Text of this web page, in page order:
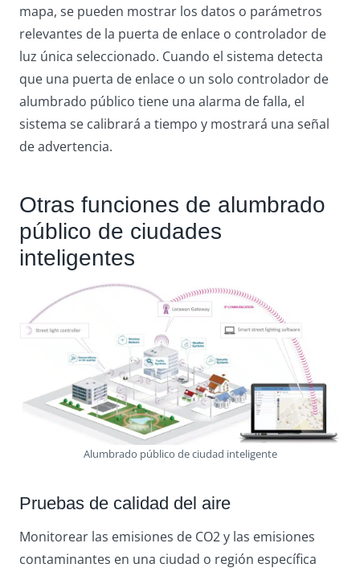
mapa, se pueden mostrar los datos o parámetros
relevantes de la puerta de enlace o controlador de
luz única seleccionado. Cuando el sistema detecta
que una puerta de enlace o un solo controlador de
alumbrado público tiene una alarma de falla, el
sistema se calibrará a tiempo y mostrará una señal
de advertencia.
Otras funciones de alumbrado
público de ciudades
inteligentes
Alumbrado público de ciudad inteligente
Pruebas de calidad del aire
Monitorear las emisiones de CO2 y las emisiones
contaminantes en una ciudad o región específica